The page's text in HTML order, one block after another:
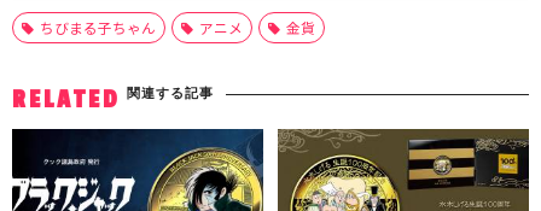
ちびまる子ちゃん アニメ 金貨
RELATED 関連する記事